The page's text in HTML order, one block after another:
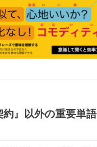
約』以外の重要単語